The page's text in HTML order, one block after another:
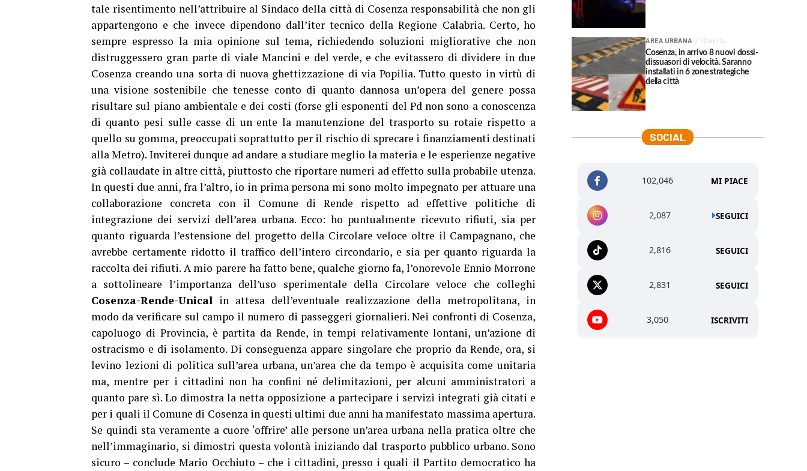
tale risentimento nell’attribuire al Sindaco della città di Cosenza responsabilità che non gli
appartengono e che invece dipendono dall’iter tecnico della Regione Calabria. Certo, ho
sempre espresso la mia opinione sul tema, richiedendo soluzioni migliorative che non
distruggessero gran parte di viale Mancini e del verde, e che evitassero di dividere in due
Cosenza creando una sorta di nuova ghettizzazione di via Popilia. Tutto questo in virtù di
una visione sostenibile che tenesse conto di quanto dannosa un’opera del genere possa
risultare sul piano ambientale e dei costi (forse gli esponenti del Pd non sono a conoscenza
di quanto pesi sulle casse di un ente la manutenzione del trasporto su rotaie rispetto a
quello su gomma, preoccupati soprattutto per il rischio di sprecare i finanziamenti destinati
alla Metro). Inviterei dunque ad andare a studiare meglio la materia e le esperienze negative
già collaudate in altre città, piuttosto che riportare numeri ad effetto sulla probabile utenza.
In questi due anni, fra l’altro, io in prima persona mi sono molto impegnato per attuare una
collaborazione concreta con il Comune di Rende rispetto ad effettive politiche di
integrazione dei servizi dell’area urbana. Ecco: ho puntualmente ricevuto rifiuti, sia per
quanto riguarda l’estensione del progetto della Circolare veloce oltre il Campagnano, che
avrebbe certamente ridotto il traffico dell’intero circondario, e sia per quanto riguarda la
raccolta dei rifiuti. A mio parere ha fatto bene, qualche giorno fa, l’onorevole Ennio Morrone
a sottolineare l’importanza dell’uso sperimentale della Circolare veloce che colleghi
Cosenza-Rende-Unical in attesa dell’eventuale realizzazione della metropolitana, in
modo da verificare sul campo il numero di passeggeri giornalieri. Nei confronti di Cosenza,
capoluogo di Provincia, è partita da Rende, in tempi relativamente lontani, un’azione di
ostracismo e di isolamento. Di conseguenza appare singolare che proprio da Rende, ora, si
levino lezioni di politica sull’area urbana, un’area che da tempo è acquisita come unitaria
ma, mentre per i cittadini non ha confini né delimitazioni, per alcuni amministratori a
quanto pare sì. Lo dimostra la netta opposizione a partecipare i servizi integrati già citati e
per i quali il Comune di Cosenza in questi ultimi due anni ha manifestato massima apertura.
Se quindi sta veramente a cuore ‘offrire’ alle persone un’area urbana nella pratica oltre che
nell’immaginario, si dimostri questa volontà iniziando dal trasporto pubblico urbano. Sono
sicuro – conclude Mario Occhiuto – che i cittadini, presso i quali il Partito democratico ha
AREA URBANA 12 ore fa
Cosenza, in arrivo 8 nuovi dossi-
dissuasori di velocità. Saranno
installati in 6 zone strategiche
della città
SOCIAL
102,046 MI PIACE
2,087 SEGUICI
2,816 SEGUICI
2,831 SEGUICI
3,050 ISCRIVITI